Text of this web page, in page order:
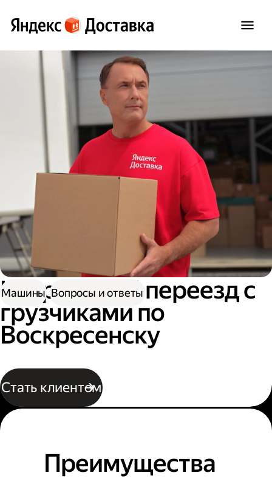
Квартирный переезд с
грузчиками по
Воскресенску
Стать клиентом
Машины Вопросы и ответы
Преимущества